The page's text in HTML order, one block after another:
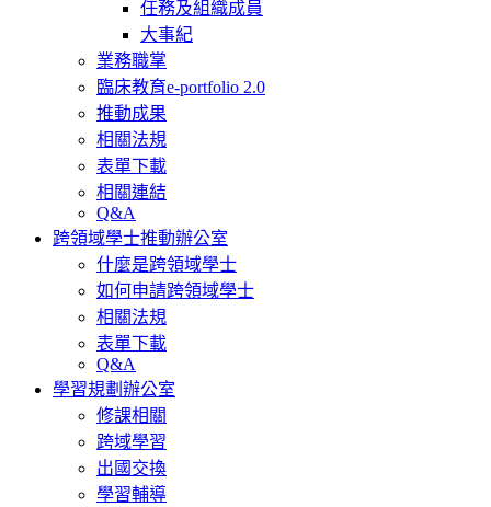
任務及組織成員
大事紀
業務職掌
臨床教育e-portfolio 2.0
推動成果
相關法規
表單下載
相關連結
Q&A
跨領域學士推動辦公室
什麼是跨領域學士
如何申請跨領域學士
相關法規
表單下載
Q&A
學習規劃辦公室
修課相關
跨域學習
出國交換
學習輔導